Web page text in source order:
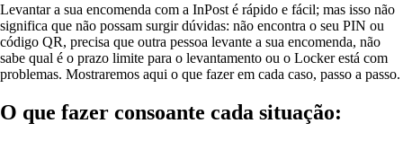
Levantar a sua encomenda com a InPost é rápido e fácil; mas isso não
significa que não possam surgir dúvidas: não encontra o seu PIN ou
código QR, precisa que outra pessoa levante a sua encomenda, não
sabe qual é o prazo limite para o levantamento ou o Locker está com
problemas. Mostraremos aqui o que fazer em cada caso, passo a passo.
O que fazer consoante cada situação: